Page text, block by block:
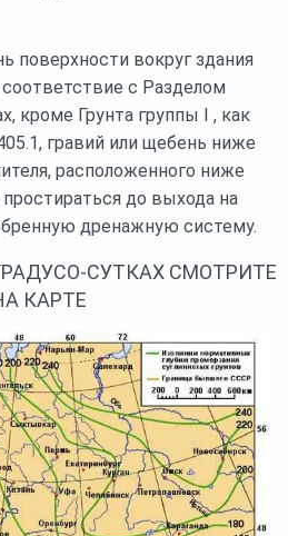
поверхности вокруг здания
с Разделом
кроме Грунта группы I , как
гравий или щебень ниже
расположенного ниже
до выхода на
дренажную систему.
СУТКАХ СМОТРИТЕ
КАРТЕ